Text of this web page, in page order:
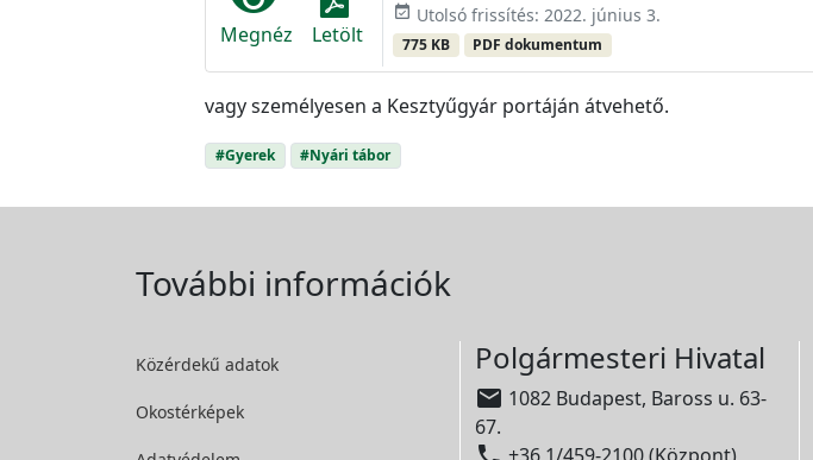
Megnéz Letölt
event_available Utolsó frissítés: 2022. június 3.
775 KB PDF dokumentum
vagy személyesen a Kesztyűgyár portáján átvehető.
#Gyerek #Nyári tábor
További információk
Közérdekű adatok
Okostérképek
Polgármesteri Hivatal
 1082 Budapest, Baross u. 63-
67.